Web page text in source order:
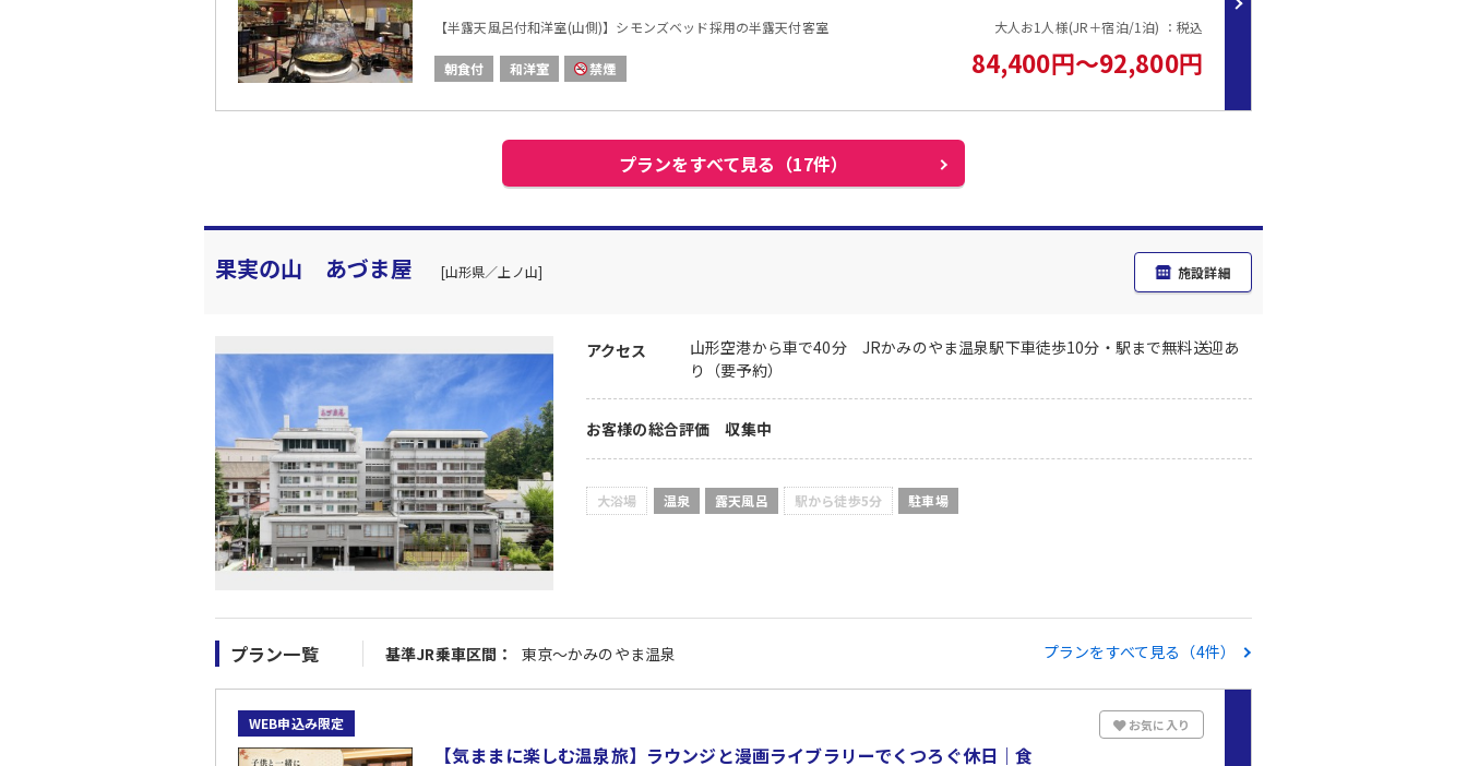
【半露天風呂付和洋室(山側)】シモンズベッド採用の半露天付客室
朝食付 和洋室 禁煙
大人お1人様(JR＋宿泊/1泊) ：税込
84,400円～92,800円
プランをすべて見る（17件）
果実の山 あづま屋 [山形県／上ノ山] 施設詳細
アクセス
山形空港から車で40分 JRかみのやま温泉駅下車徒歩10分・駅まで無料送迎あ
り（要予約）
お客様の総合評価 収集中
大浴場 温泉 露天風呂 駅から徒歩5分 駐車場
プラン一覧 基準JR乗車区間： 東京～かみのやま温泉 プランをすべて見る（4件）
WEB申込み限定
【気ままに楽しむ温泉旅】ラウンジと漫画ライブラリーでくつろぐ休日｜食
お気に入り